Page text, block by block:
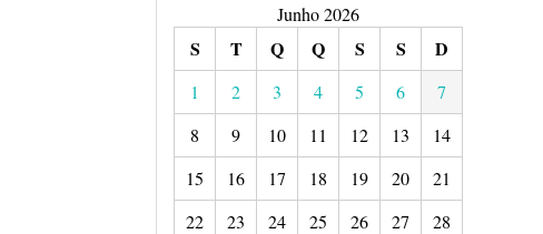
Junho 2026
S T Q Q S S D
1 2 3 4 5 6
7
8
9 10 11 12 13
14
15
16 17 18 19 20
21
22
23 24 25 26 27
28